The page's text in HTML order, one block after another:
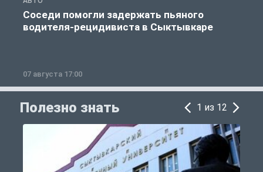
Соседи помогли задержать пьяного
водителя-рецидивиста в Сыктывкаре
07 августа 17:00
Полезно знать 1 из 12